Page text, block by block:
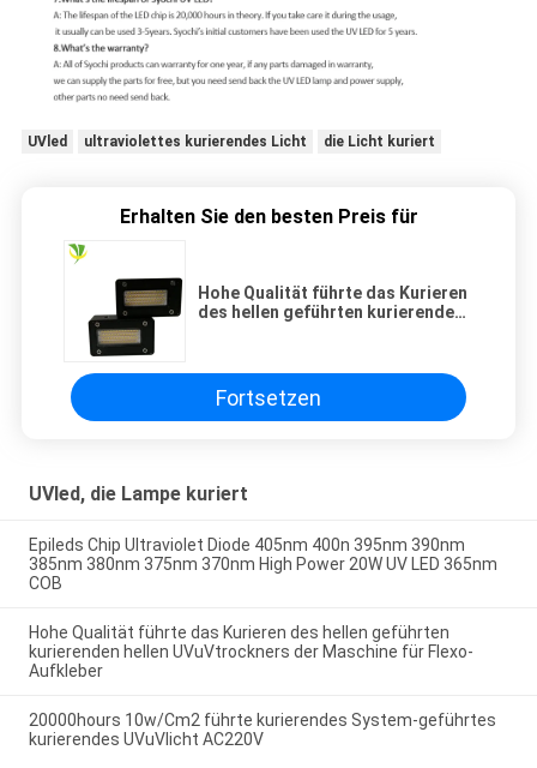
UVled ultraviolettes kurierendes Licht die Licht kuriert
Erhalten Sie den besten Preis für
Hohe Qualität führte das Kurieren
des hellen geführten kurierenden
Fortsetzen
UVled, die Lampe kuriert
Epileds Chip Ultraviolet Diode 405nm 400n 395nm 390nm
385nm 380nm 375nm 370nm High Power 20W UV LED 365nm
COB
Hohe Qualität führte das Kurieren des hellen geführten
kurierenden hellen UVuVtrockners der Maschine für Flexo-
Aufkleber
20000hours 10w/Cm2 führte kurierendes System-geführtes
kurierendes UVuVlicht AC220V